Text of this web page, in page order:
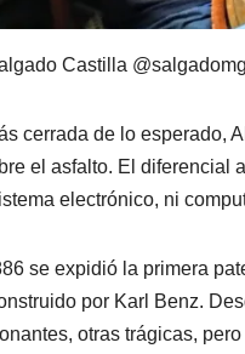
Castilla @salgadomg
cerrada de lo esperado,
el asfalto. El diferencial
electrónico, ni
se expidió la primera
por Karl Benz.
otras trágicas,